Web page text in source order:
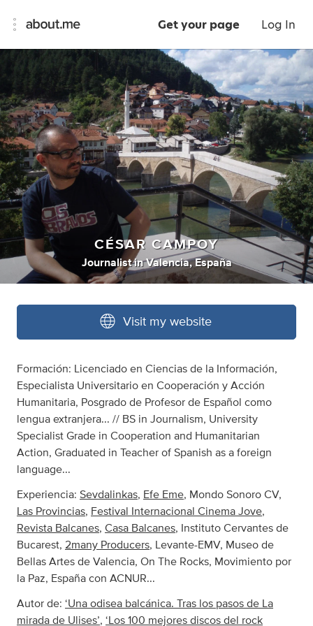
Get your page Log In
CÉSAR CAMPOY
Journalist inValencia, España
Visit my website
Formación: Licenciado en Ciencias de la Información,
Especialista Universitario en Cooperación y Acción
Humanitaria, Posgrado de Profesor de Español como
lengua extranjera... // BS in Journalism, University
Specialist Grade in Cooperation and Humanitarian
Action, Graduated in Teacher of Spanish as a foreign
language...
Experiencia: Sevdalinkas, Efe Eme, Mondo Sonoro CV,
Las Provincias, Festival Internacional Cinema Jove,
Revista Balcanes, Casa Balcanes, Instituto Cervantes de
Bucarest, 2many Producers, Levante-EMV, Museo de
Bellas Artes de Valencia, On The Rocks, Movimiento por
la Paz, España con ACNUR...
Autor de: ‘Una odisea balcánica. Tras los pasos de La
mirada de Ulises’, ‘Los 100 mejores discos del rock